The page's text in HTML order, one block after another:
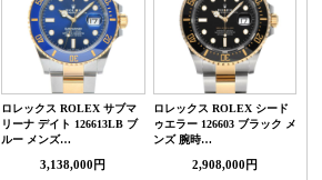
ロレックス ROLEX サブマ
リーナ デイト 126613LB ブ
ルー メンズ…
3,138,000円
ロレックス ROLEX シード
ゥエラー 126603 ブラック メ
ンズ 腕時…
2,908,000円